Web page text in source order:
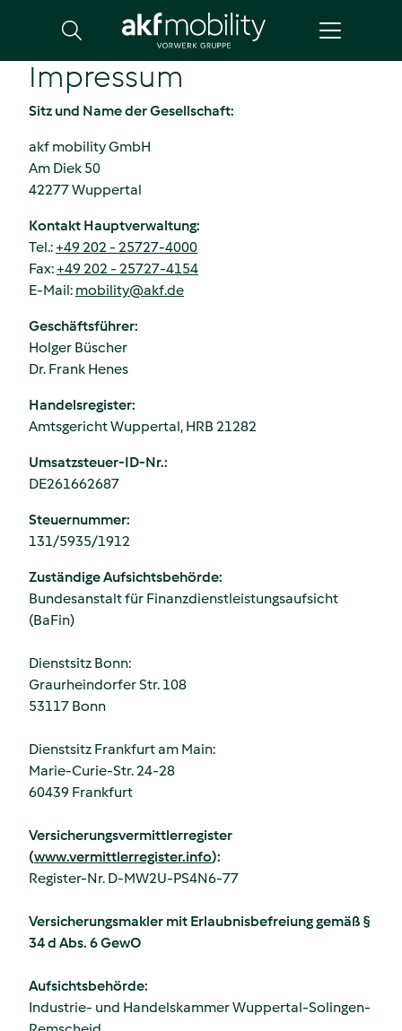
Impressum
Sitz und Name der Gesellschaft:
akf mobility GmbH
Am Diek 50
42277 Wuppertal
Kontakt Hauptverwaltung:
Tel.: +49 202 - 25727-4000
Fax: +49 202 - 25727-4154
E-Mail: mobility@akf.de
Geschäftsführer:
Holger Büscher
Dr. Frank Henes
Handelsregister:
Amtsgericht Wuppertal, HRB 21282
Umsatzsteuer-ID-Nr.:
DE261662687
Steuernummer:
131/5935/1912
Zuständige Aufsichtsbehörde:
Bundesanstalt für Finanzdienstleistungsaufsicht
(BaFin)
Dienstsitz Bonn:
Graurheindorfer Str. 108
53117 Bonn
Dienstsitz Frankfurt am Main:
Marie-Curie-Str. 24-28
60439 Frankfurt
Versicherungsvermittlerregister
(www.vermittlerregister.info):
Register-Nr. D-MW2U-PS4N6-77
Versicherungsmakler mit Erlaubnisbefreiung gemäß §
34 d Abs. 6 GewO
Aufsichtsbehörde:
Industrie- und Handelskammer Wuppertal-Solingen-